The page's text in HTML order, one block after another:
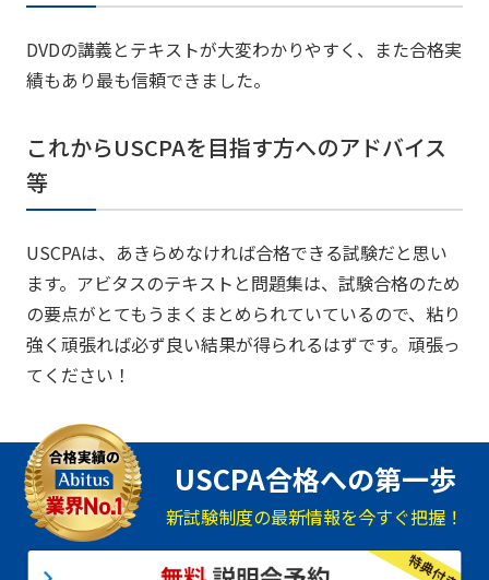
DVDの講義とテキストが大変わかりやすく、また合格実
績もあり最も信頼できました。
これからUSCPAを目指す方へのアドバイス
等
USCPAは、あきらめなければ合格できる試験だと思い
ます。アビタスのテキストと問題集は、試験合格のため
の要点がとてもうまくまとめられていているので、粘り
強く頑張れば必ず良い結果が得られるはずです。頑張っ
てください！
USCPA合格への第一歩
新試験制度の最新情報を今すぐ把握！